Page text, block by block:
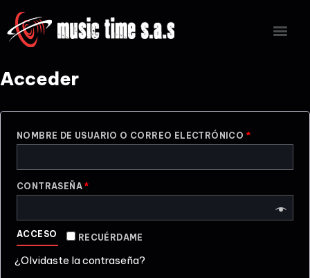
Acceder
NOMBRE DE USUARIO O CORREO ELECTRÓNICO *
CONTRASEÑA*
RECUÉRDAME
ACCESO
¿Olvidaste la contraseña?